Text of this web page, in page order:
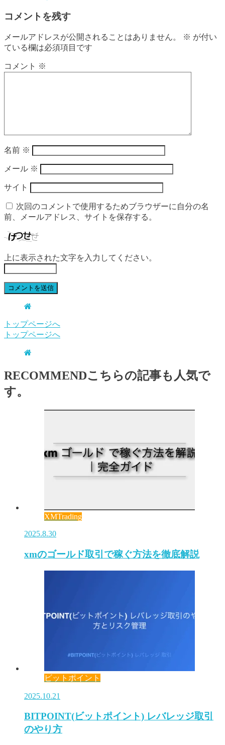
コメントを残す
メールアドレスが公開されることはありません。 ※ が付い
ている欄は必須項目です
コメント ※
名前 ※
メール ※
サイト
次回のコメントで使用するためブラウザーに自分の名
前、メールアドレス、サイトを保存する。
上に表示された文字を入力してください。
トップページへ
トップページへ
RECOMMENDこちらの記事も人気で
す。
XMTrading
2025.8.30
xmのゴールド取引で稼ぐ方法を徹底解説
ビットポイント
2025.10.21
BITPOINT(ビットポイント) レバレッジ取引
のやり方